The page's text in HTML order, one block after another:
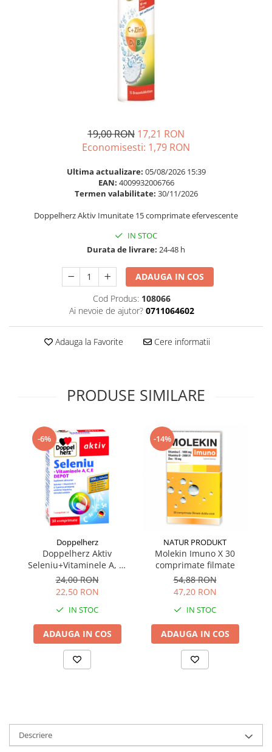
Slabire si control greutate
Somn stres si anxietate
Supliment Calciu
Supliment Complexe
Supliment Vitamina B
Supliment Vitamina C
Supliment Vitamina D3
Supliment Vitamina E
Tincturi si Gemoderivate
Balsam masca si tratament
Produse cu SPF Pentru Fata
19,00 RON 17,21 RON
Economisesti: 1,79 RON
Ultima actualizare: 05/08/2026 15:39
EAN: 4009932006766
Termen valabilitate: 30/11/2026
Doppelherz Aktiv Imunitate 15 comprimate efervescente
IN STOC
Durata de livrare: 24-48 h
ADAUGA IN COS
Cod Produs: 108066
Ai nevoie de ajutor? 0711064602
Adauga la Favorite Cere informatii
PRODUSE SIMILARE
-6%
Doppelherz
Doppelherz Aktiv
Seleniu+Vitaminele A, C,
E 30 comprimate
24,00 RON
22,50 RON
IN STOC
ADAUGA IN COS
-14%
NATUR PRODUKT
Molekin Imuno X 30
comprimate filmate
54,88 RON
47,20 RON
IN STOC
ADAUGA IN COS
Descriere